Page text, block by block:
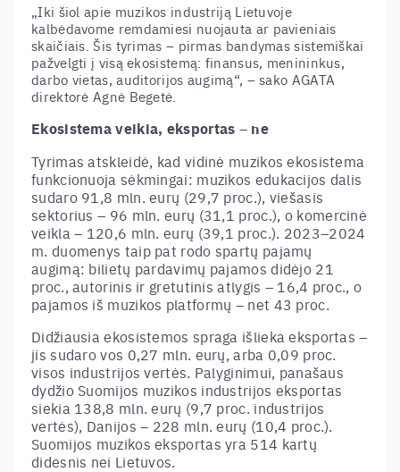
„Iki šiol apie muzikos industriją Lietuvoje
kalbėdavome remdamiesi nuojauta ar pavieniais
skaičiais. Šis tyrimas – pirmas bandymas sistemiškai
pažvelgti į visą ekosistemą: finansus, menininkus,
darbo vietas, auditorijos augimą“, –sako AGATA
direktorė Agnė Begetė.
Ekosistema veikia, eksportas – ne
Tyrimas atskleidė, kad vidinė muzikos ekosistema
funkcionuoja sėkmingai: muzikos edukacijos dalis
sudaro 91,8 mln. eurų (29,7 proc.), viešasis
sektorius – 96 mln. eurų (31,1 proc.), o komercinė
veikla– 120,6 mln. eurų (39,1 proc.). 2023–2024
m. duomenys taip pat rodo spartų pajamų
augimą: bilietų pardavimų pajamos didėjo 21
proc., autorinis ir gretutinis atlygis – 16,4 proc., o
pajamos iš muzikos platformų – net 43 proc.
Didžiausia ekosistemos spraga išlieka eksportas –
jis sudaro vos 0,27 mln. eurų, arba 0,09 proc.
visos industrijos vertės. Palyginimui, panašaus
dydžio Suomijos muzikos industrijos eksportas
siekia 138,8 mln. eurų (9,7 proc. industrijos
vertės), Danijos – 228 mln. eurų (10,4 proc.).
Suomijos muzikos eksportas yra 514 kartų
didesnis nei Lietuvos.